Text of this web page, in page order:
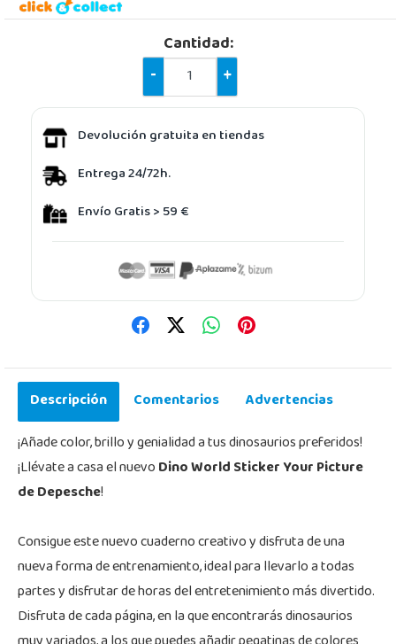
Cantidad:
-
+
Devolución gratuita en tiendas
Entrega 24/72h.
Envío Gratis > 59 €
Descripción Comentarios
Advertencias
¡Añade color, brillo y genialidad a tus dinosaurios preferidos!
¡Llévate a casa el nuevoDino World Sticker Your Picture
de Depesche!
Consigue este nuevo cuaderno creativo y disfruta de una
nueva forma de entrenamiento, ideal para llevarlo a todas
partes y disfrutar de horas del entretenimiento más divertido.
Disfruta de cada página, en la que encontrarás dinosaurios